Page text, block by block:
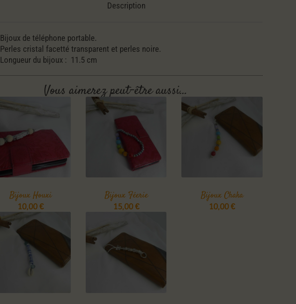
Description
Bijoux de téléphone portable.
Perles cristal facetté transparent et perles noire.
Longueur du bijoux : 11.5 cm
Vous aimerez peut-être aussi…
Bijoux Houxi
10,00 €
Bijoux Féerie
15,00 €
Bijoux Chaka
10,00€